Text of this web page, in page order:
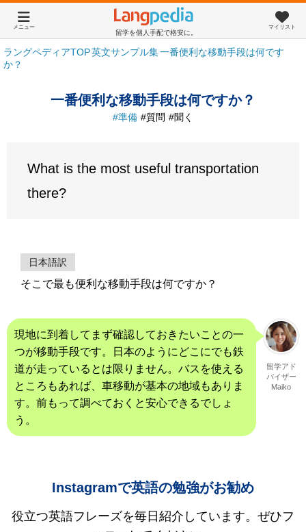
留学を個人手配で格安に。
メニュー マイリスト
ラングペディアTOP英文サンプル集一番便利な移動手段は何です
か？
一番便利な移動手段は何ですか？
準備 質問 聞く
What is the most useful transportation
there?
日本語訳
そこで最も便利な移動手段は何ですか？
現地に到着してまず確認しておきたいことの一
つが移動手段です。日本のようにどこにでも鉄
道が走っているとは限りません。バスを使える
ところもあれば、車移動が基本の地域もありま
す。前もって調べておくと安心できるでしょ
う。
留学アド
バイザー
Maiko
Instagramで英語の勉強がお勧め
役立つ英語フレーズを毎日紹介しています。ぜひフ